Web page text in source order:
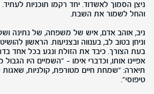
ניצן הסמוך לאשדוד. יחד רקמו תוכניות
והחל לשמור את השבת.
ניב, אוהב אדם, איש של משפחה, של נתינה ושל
וניחן בטוב לב, בענווה ובצניעות. הראשון
בעת הצורך. כיבד את הזולת ונגע בכל אחד
אפיינו אותו, וכדברי אימו – "השמיים היו
תיארה: "שמחת חיים מטורפת, קולניות,
טיפוסי".